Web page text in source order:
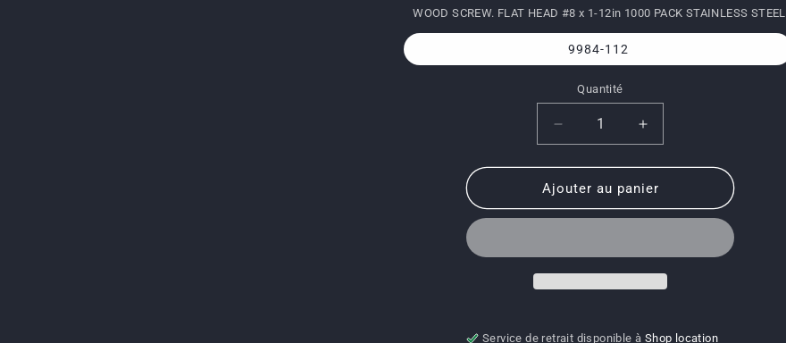
WOOD SCREW. FLAT HEAD #8 x 1-12in 1000 PACK STAINLESS STEEL
9984-112
Quantité
Quantité
Réduire
la
quantité
de
9984-
SCREW.
x
Augmenter
la
quantité
de
9984-
SCREW.
FLAT
x
Ajouter au panier
Service de retrait disponible à Shop location